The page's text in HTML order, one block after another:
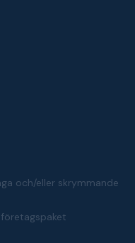
och/eller skrymmande